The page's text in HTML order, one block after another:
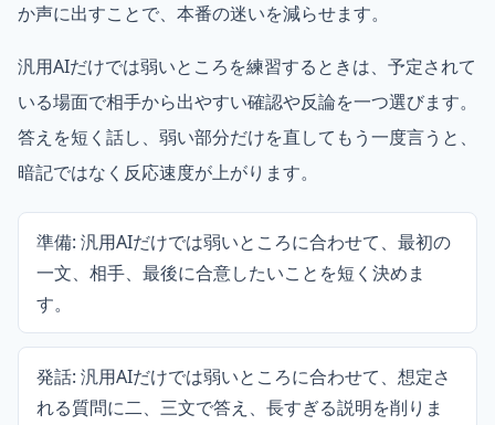
か声に出すことで、本番の迷いを減らせます。
汎用AIだけでは弱いところを練習するときは、予定されて
いる場面で相手から出やすい確認や反論を一つ選びます。
答えを短く話し、弱い部分だけを直してもう一度言うと、
暗記ではなく反応速度が上がります。
準備: 汎用AIだけでは弱いところに合わせて、最初の
一文、相手、最後に合意したいことを短く決めま
す。
発話: 汎用AIだけでは弱いところに合わせて、想定さ
れる質問に二、三文で答え、長すぎる説明を削りま